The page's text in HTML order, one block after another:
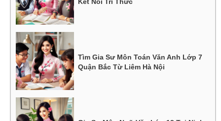
Tìm Gia Sư Môn Toán Văn Anh Lớp 7
Quận Bắc Từ Liêm Hà Nội